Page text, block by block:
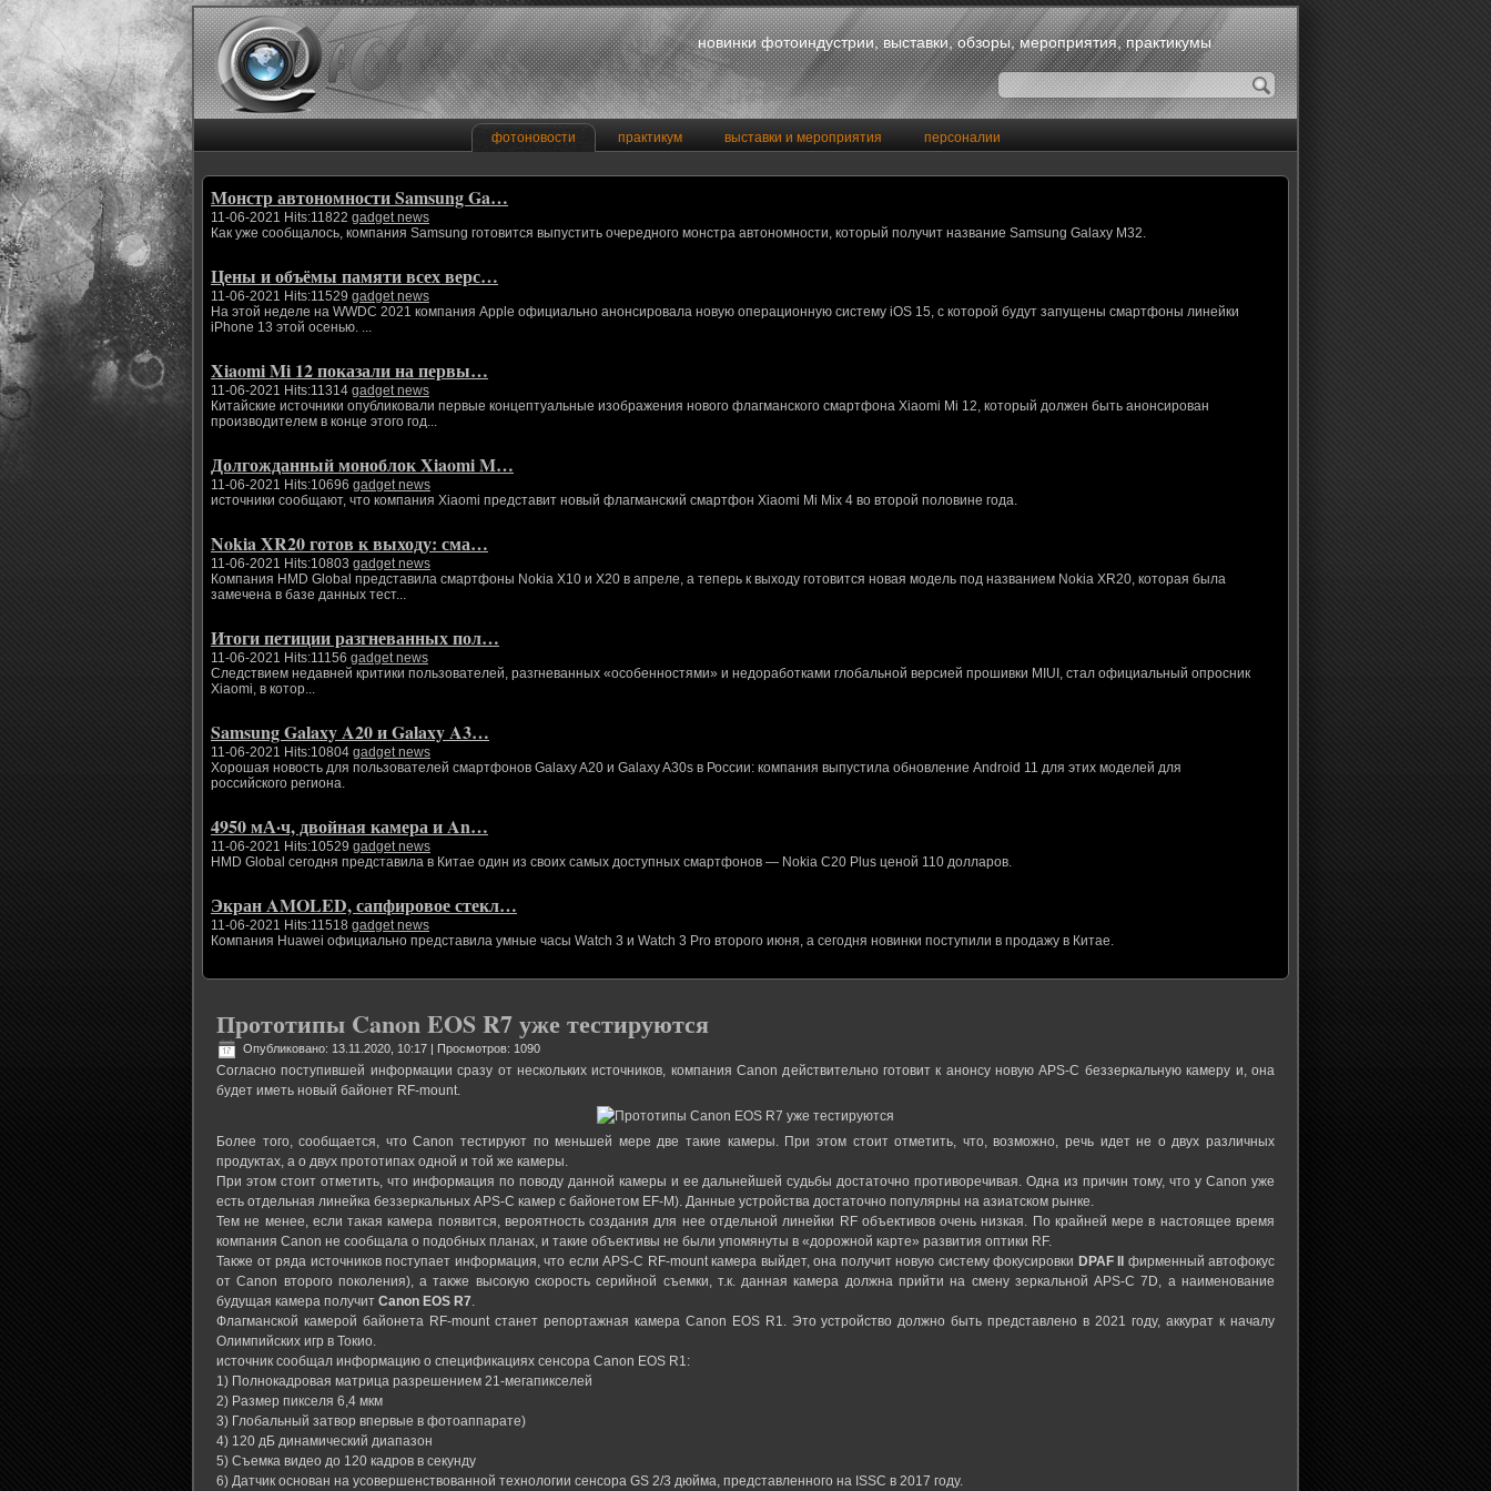
новинки фотоиндустрии, выставки, обзоры, мероприятия, практикумы
фотоновости практикум выставки и мероприятия персоналии
Монстр автономности Samsung Ga…
11-06-2021 Hits:11822 gadget news
Как уже сообщалось, компания Samsung готовится выпустить очередного монстра автономности, который получит название Samsung Galaxy M32.
Цены и объёмы памяти всех верс…
11-06-2021 Hits:11529 gadget news
На этой неделе на WWDC 2021 компания Apple официально анонсировала новую операционную систему iOS 15, с которой будут запущены смартфоны линейки
iPhone 13 этой осенью. ...
Xiaomi Mi 12 показали на первы…
11-06-2021 Hits:11314 gadget news
Китайские источники опубликовали первые концептуальные изображения нового флагманского смартфона Xiaomi Mi 12, который должен быть анонсирован
производителем в конце этого год...
Долгожданный моноблок Xiaomi M…
11-06-2021 Hits:10696 gadget news
источники сообщают, что компания Xiaomi представит новый флагманский смартфон Xiaomi Mi Mix 4 во второй половине года.
Nokia XR20 готов к выходу: сма…
11-06-2021 Hits:10803 gadget news
Компания HMD Global представила смартфоны Nokia X10 и X20 в апреле, а теперь к выходу готовится новая модель под названием Nokia XR20, которая была
замечена в базе данных тест...
Итоги петиции разгневанных пол…
11-06-2021 Hits:11156 gadget news
Следствием недавней критики пользователей, разгневанных «особенностями» и недоработками глобальной версией прошивки MIUI, стал официальный опросник
Xiaomi, в котор...
Samsung Galaxy A20 и Galaxy A3…
11-06-2021 Hits:10804 gadget news
Хорошая новость для пользователей смартфонов Galaxy A20 и Galaxy A30s в России: компания выпустила обновление Android 11 для этих моделей для
российского региона.
4950 мА·ч, двойная камера и An…
11-06-2021 Hits:10529 gadget news
HMD Global сегодня представила в Китае один из своих самых доступных смартфонов — Nokia C20 Plus ценой 110 долларов.
Экран AMOLED, сапфировое стекл…
11-06-2021 Hits:11518 gadget news
Компания Huawei официально представила умные часы Watch 3 и Watch 3 Pro второго июня, а сегодня новинки поступили в продажу в Китае.
Прототипы Canon EOS R7 уже тестируются
Опубликовано: 13.11.2020, 10:17 | Просмотров: 1090
Согласно поступившей информации сразу от нескольких источников, компания Canon действительно готовит к анонсу новую APS-C беззеркальную камеру и, она
будет иметь новый байонет RF-mount.
Более того, сообщается, что Canon тестируют по меньшей мере две такие камеры. При этом стоит отметить, что, возможно, речь идет не о двух различных
продуктах, а о двух прототипах одной и той же камеры.
При этом стоит отметить, что информация по поводу данной камеры и ее дальнейшей судьбы достаточно противоречивая. Одна из причин тому, что у Canon уже
есть отдельная линейка беззеркальных APS-C камер с байонетом EF-M). Данные устройства достаточно популярны на азиатском рынке.
Тем не менее, если такая камера появится, вероятность создания для нее отдельной линейки RF объективов очень низкая. По крайней мере в настоящее время
компания Canon не сообщала о подобных планах, и такие объективы не были упомянуты в «дорожной карте» развития оптики RF.
Также от ряда источников поступает информация, что если APS-C RF-mount камера выйдет, она получит новую систему фокусировки DPAF II фирменный автофокус
от Canon второго поколения), а также высокую скорость серийной съемки, т.к. данная камера должна прийти на смену зеркальной APS-C 7D, а наименование
будущая камера получит Canon EOS R7.
Флагманской камерой байонета RF-mount станет репортажная камера Canon EOS R1. Это устройство должно быть представлено в 2021 году, аккурат к началу
Олимпийских игр в Токио.
источник сообщал информацию о спецификациях сенсора Canon EOS R1:
1) Полнокадровая матрица разрешением 21-мегапикселей
2) Размер пикселя 6,4 мкм
3) Глобальный затвор впервые в фотоаппарате)
4) 120 дБ динамический диапазон
5) Съемка видео до 120 кадров в секунду
6) Датчик основан на усовершенствованной технологии сенсора GS 2/3 дюйма, представленного на ISSC в 2017 году.